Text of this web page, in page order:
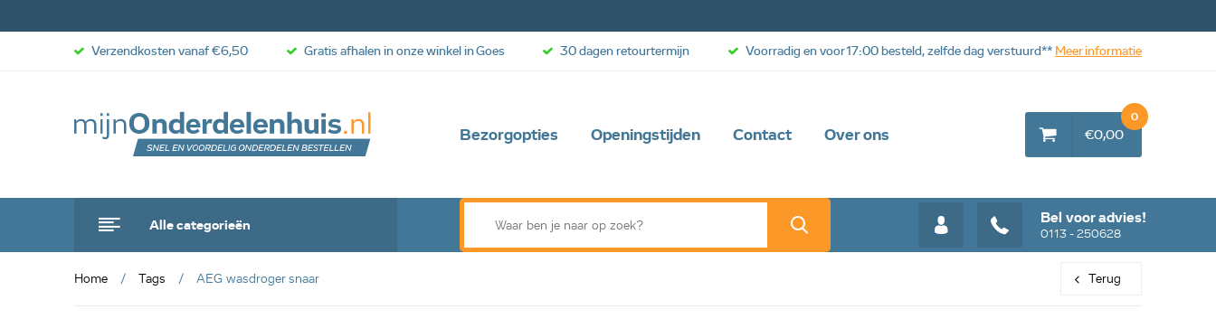
Bezorgopties Openingstijden Contact Over ons
Alle categorieën Bel voor advies!
0113 - 250628
€0,00
0
Verzendkosten vanaf €6,50 Gratis afhalen in onze winkel in Goes 30 dagen retourtermijn Voorradig en voor 17:00 besteld, zelfde dag verstuurd** Meer informatie
Home Tags AEG wasdroger snaar Terug